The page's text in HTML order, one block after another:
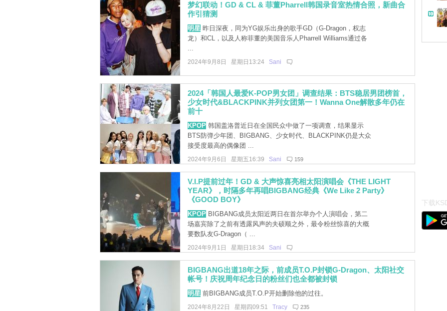
梦幻联动！GD & CL & 菲董Pharrell韩国录音室热情合照，新曲合
作引猜测
明星昨日深夜，同为YG娱乐出身的歌手GD（G-Dragon，权志
龙）和CL，以及人称菲董的美国音乐人Pharrell Williams通过各
...
2024年9月8日 星期日13:24 Sani
2024「韩国人最爱K-POP男女团」调查结果：BTS稳居男团榜首，
少女时代&BLACKPINK并列女团第一！Wanna One解散多年仍在
前十
KPOP韩国盖洛普近日在全国民众中做了一项调查，结果显示
BTS防弹少年团、BIGBANG、少女时代、BLACKPINK仍是大众
接受度最高的偶像团 ...
2024年9月6日 星期五16:39 Sani 159
V.I.P提前过年！GD & 大声惊喜亮相太阳演唱会《THE LIGHT
YEAR》，时隔多年再唱BIGBANG经典《We Like 2 Party》
《GOOD BOY》
KPOPBIGBANG成员太阳近两日在首尔举办个人演唱会，第二
场嘉宾除了之前有透露风声的夫硕顺之外，最令粉丝惊喜的大概
要数队友G-Dragon（ ...
2024年9月1日 星期日18:34 Sani
BIGBANG出道18年之际，前成员T.O.P封锁G-Dragon、太阳社交
帐号！庆祝周年纪念日的粉丝们也全都被封锁
明星前BIGBANG成员T.O.P开始删除他的过往。
2024年8月22日 星期四09:51 Tracy 235
带
下载